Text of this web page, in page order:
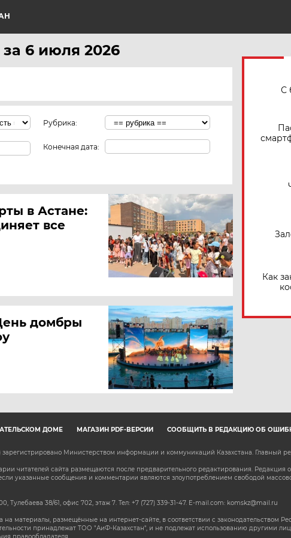
6 июля 2026
Рубрика:
Конечная дата:
в Астане:
все
домбры
С
Как
ДОМЕ МАГАЗИН PDF-ВЕРСИЙ СООБЩИТЬ В РЕДАКЦИЮ ОБ
зарегистрировано Министерством информации и коммуникаций Казахстана. Главный
читателей сайта размещаются после предварительного редактирования. Редакция
указанные сообщения и комментарии являются злоупотреблением свободой
Тулебаева 38/61, офис 702, этаж 7. Тел: +7 (727) 339-31-47. E-mail.com: komskz@mail.ru
материалы, размещённые на интернет-сайте, в соответствии с законодательством
принадлежат ТОО "АиФ-Казахстан", и не подлежат использованию другими